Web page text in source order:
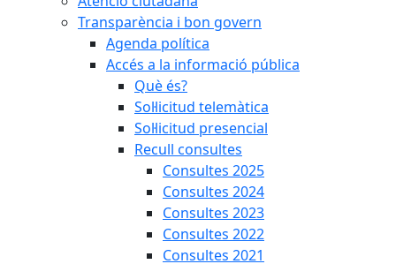
Transparència i bon govern
Agenda política
Accés a la informació pública
Què és?
Sol·licitud telemàtica
Sol·licitud presencial
Recull consultes
Consultes 2025
Consultes 2024
Consultes 2023
Consultes 2022
Consultes 2021